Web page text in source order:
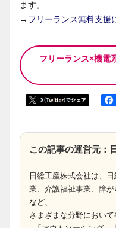
ます。
→ フリーランス無料支援
フリーランス×機電
この記事の運営元：
日総工産株式会社は、
業、介護福祉事業、障
など、
さまざまな分野において